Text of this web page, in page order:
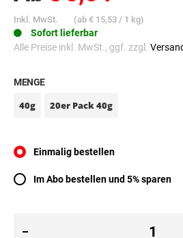
Inkl. MwSt. (ab € 15,53 / 1 kg)
Sofort lieferbar
Alle Preise inkl. MwSt., ggf. zzgl.
MENGE
40g 20er Pack 40g
Einmalig bestellen
Im Abo bestellen und 5% sparen